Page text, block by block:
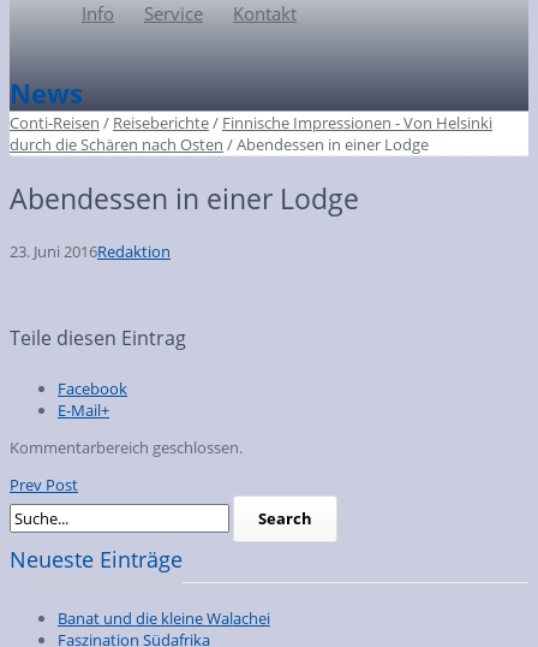
Info Service Kontakt
News
Conti-Reisen / Reiseberichte/ Finnische Impressionen - Von Helsinki
durch die Schären nach Osten /Abendessen in einer Lodge
Abendessen in einer Lodge
23. Juni 2016Redaktion
Teile diesen Eintrag
Facebook
E-Mail+
Kommentarbereich geschlossen.
Prev Post
Neueste Einträge
Banat und die kleine Walachei
Faszination Südafrika